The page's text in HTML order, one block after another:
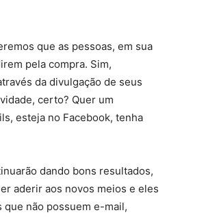
que as pessoas, em sua
pela compra. Sim,
da divulgação de seus
certo? Quer um
esteja no Facebook, tenha
dando bons resultados,
aderir aos novos meios e eles
não possuem e-mail,